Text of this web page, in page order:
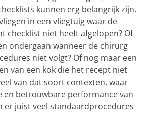
kunnen erg belangrijk zijn.
in een vliegtuig waar de
checklist niet heeft afgelopen? Of
ondergaan wanneer de chirurg
niet volgt? Of nog maar een
van een kok die het recept niet
van dat soort contexten, waar
en betrouwbare performance van
er juist veel standaardprocedures